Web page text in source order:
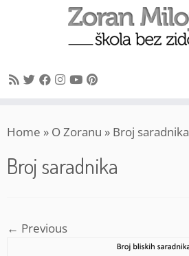
toHome » O Zoranu » Broj saradnika
Broj saradnika
← Previous